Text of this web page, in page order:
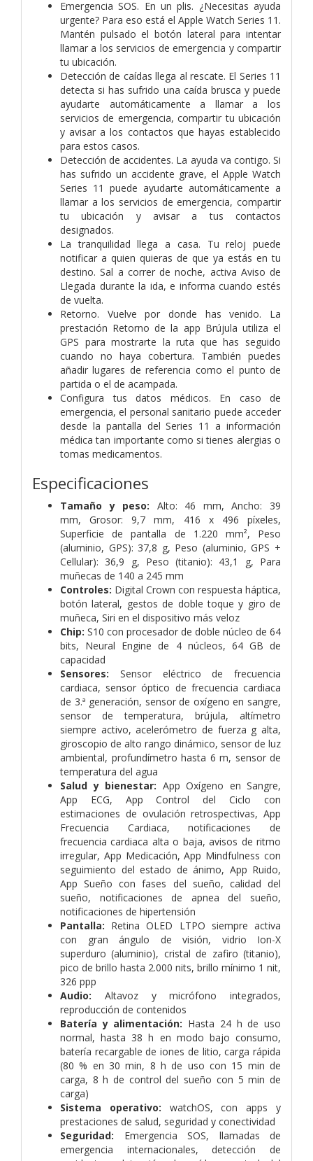
Emergencia SOS. En un plis. ¿Necesitas ayuda
urgente? Para eso está el Apple Watch Series 11.
Mantén pulsado el botón lateral para intentar
llamar a los servicios de emergencia y compartir
tu ubicación.
Detección de caídas llega al rescate. El Series 11
detecta si has sufrido una caída brusca y puede
ayudarte automáticamente a llamar a los
servicios de emergencia, compartir tu ubicación
y avisar a los contactos que hayas establecido
para estos casos.
Detección de accidentes. La ayuda va contigo. Si
has sufrido un accidente grave, el Apple Watch
Series 11 puede ayudarte automáticamente a
llamar a los servicios de emergencia, compartir
tu ubicación y avisar a tus contactos
designados.
La tranquilidad llega a casa. Tu reloj puede
notificar a quien quieras de que ya estás en tu
destino. Sal a correr de noche, activa Aviso de
Llegada durante la ida, e informa cuando estés
de vuelta.
Retorno. Vuelve por donde has venido. La
prestación Retorno de la app Brújula utiliza el
GPS para mostrarte la ruta que has seguido
cuando no haya cobertura. También puedes
añadir lugares de referencia como el punto de
partida o el de acampada.
Configura tus datos médicos. En caso de
emergencia, el personal sanitario puede acceder
desde la pantalla del Series 11 a información
médica tan importante como si tienes alergias o
tomas medicamentos.
Especificaciones
Tamaño y peso: Alto: 46 mm, Ancho: 39
mm, Grosor: 9,7 mm, 416 x 496 píxeles,
Superficie de pantalla de 1.220 mm², Peso
(aluminio, GPS): 37,8 g, Peso (aluminio, GPS +
Cellular): 36,9 g, Peso (titanio): 43,1 g, Para
muñecas de 140 a 245 mm
Controles: Digital Crown con respuesta háptica,
botón lateral, gestos de doble toque y giro de
muñeca, Siri en el dispositivo más veloz
Chip: S10 con procesador de doble núcleo de 64
bits, Neural Engine de 4 núcleos, 64 GB de
capacidad
Sensores: Sensor eléctrico de frecuencia
cardiaca, sensor óptico de frecuencia cardiaca
de 3.ª generación, sensor de oxígeno en sangre,
sensor de temperatura, brújula, altímetro
siempre activo, acelerómetro de fuerza g alta,
giroscopio de alto rango dinámico, sensor de luz
ambiental, profundímetro hasta 6 m, sensor de
temperatura del agua
Salud y bienestar: App Oxígeno en Sangre,
App ECG, App Control del Ciclo con
estimaciones de ovulación retrospectivas, App
Frecuencia Cardiaca, notificaciones de
frecuencia cardiaca alta o baja, avisos de ritmo
irregular, App Medicación, App Mindfulness con
seguimiento del estado de ánimo, App Ruido,
App Sueño con fases del sueño, calidad del
sueño, notificaciones de apnea del sueño,
notificaciones de hipertensión
Pantalla: Retina OLED LTPO siempre activa
con gran ángulo de visión, vidrio Ion-X
superduro (aluminio), cristal de zafiro (titanio),
pico de brillo hasta 2.000 nits, brillo mínimo 1 nit,
326 ppp
Audio: Altavoz y micrófono integrados,
reproducción de contenidos
Batería y alimentación: Hasta 24 h de uso
normal, hasta 38 h en modo bajo consumo,
batería recargable de iones de litio, carga rápida
(80 % en 30 min, 8 h de uso con 15 min de
carga, 8 h de control del sueño con 5 min de
carga)
Sistema operativo: watchOS, con apps y
prestaciones de salud, seguridad y conectividad
Seguridad: Emergencia SOS, llamadas de
emergencia internacionales, detección de